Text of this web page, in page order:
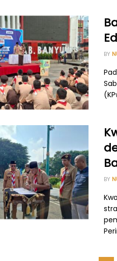
BY
BY